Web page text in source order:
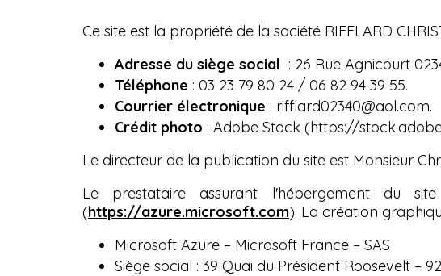
Ce site est la propriété de la société RIFFLARD
Adresse du siège social : 26 Rue Agnicourt
Téléphone : 03 23 79 80 24 / 06 82 94 39 55.
Courrier électronique : rifflard02340@aol.com.
Crédit photo : Adobe Stock (https://
Le directeur de la publication du site est Monsieur
Le prestataire assurant l'hébergement du
(https://azure.microsoft.com). La création
Microsoft Azure – Microsoft France – SAS
Siège social : 39 Quai du Président Roosevelt –